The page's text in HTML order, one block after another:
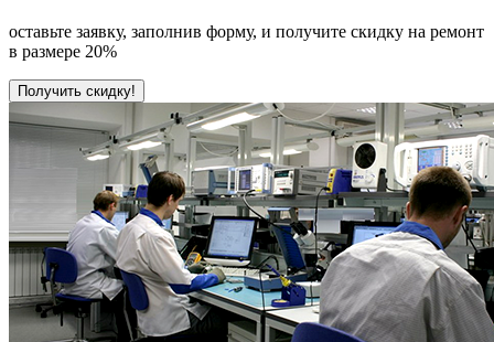
оставьте заявку, заполнив форму, и получите скидку на ремонт
в размере 20%
Получить скидку!